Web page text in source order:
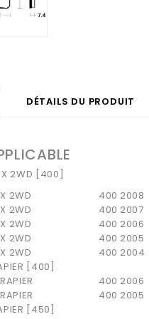
DÉTAILS DU PRODUIT
2WD [400]
2WD 400 2008
2WD 400 2007
2WD 400 2006
2WD 400 2005
2WD 400 2004
[400]
400 2006
400 2005
[450]